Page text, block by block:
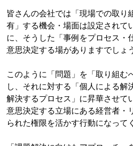
皆さんの会社では「現場での取り
有」する機会・場面は設定されて
に、そうした「事例をプロセス・
意思決定する場がありますでしょ
このように「問題」を「取り組む
し、それに対する「個人による解
解決するプロセス」に昇華させて
意思決定する立場にある経営者・
られた権限を活かす行動になって